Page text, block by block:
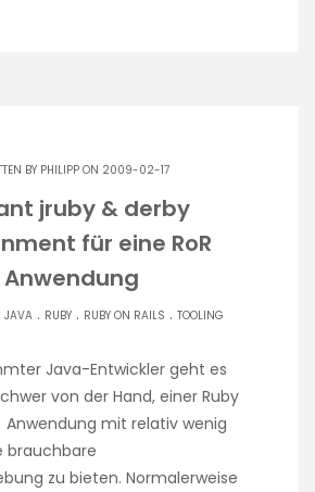
BY PHILIPPON 2009-02-17
jruby & derby
für eine RoR
Anwendung
JAVA. RUBY. RUBY ON RAILS . TOOLING
Java-Entwickler geht es
von der Hand, einer Ruby
Anwendung mit relativ wenig
brauchbare
zu bieten. Normalerweise